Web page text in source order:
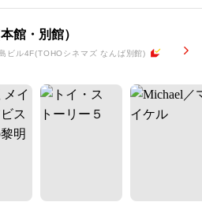
館・別館）
ビル4F(TOHOシネマズ なんば別館)